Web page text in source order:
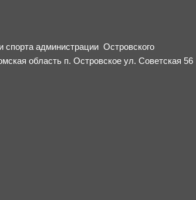
администрации Островского
область п. Островское ул. Советская 56